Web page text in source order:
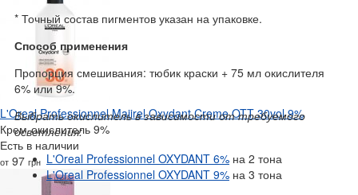
* Точный состав пигментов указан на упаковке.
Способ применения
Пропорция смешивания: тюбик краски + 75 мл окислителя
6% или 9%.
Выбрать окислитель в зависимости от требуемого
осветления:
L'Oreal Professionnel OXYDANT 6% на 2 тона
L'Oreal Professionnel OXYDANT 9% на 3 тона
L'Oreal Professionnel Majirel Oxydant Creme OTT 30vol 9%
Крем-окислитель 9%
Есть в наличии
от 97 грн